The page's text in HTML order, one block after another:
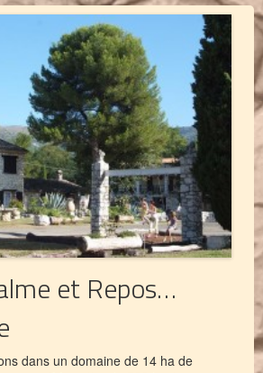
et Repos…
dans un domaine de 14 ha de